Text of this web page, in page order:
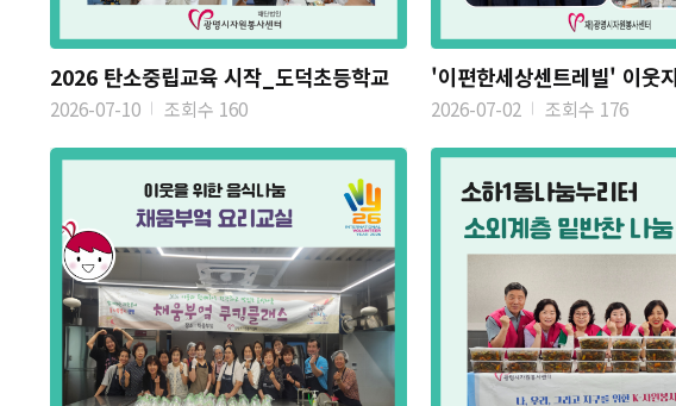
2026 탄소중립교육 시작_도덕초등학교
2026-07-10 조회수 160 2026-07-02 조회수 176